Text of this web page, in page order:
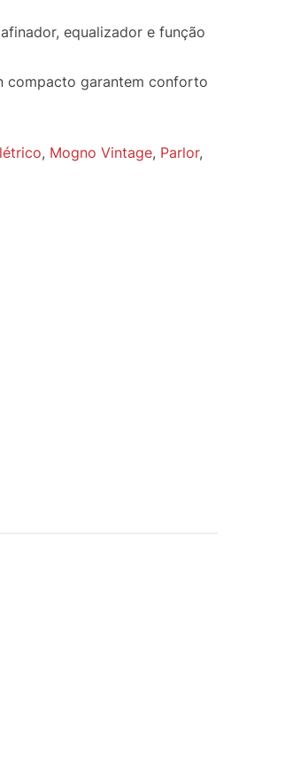
equalizador e função
compacto garantem conforto
, Mogno Vintage, Parlor,